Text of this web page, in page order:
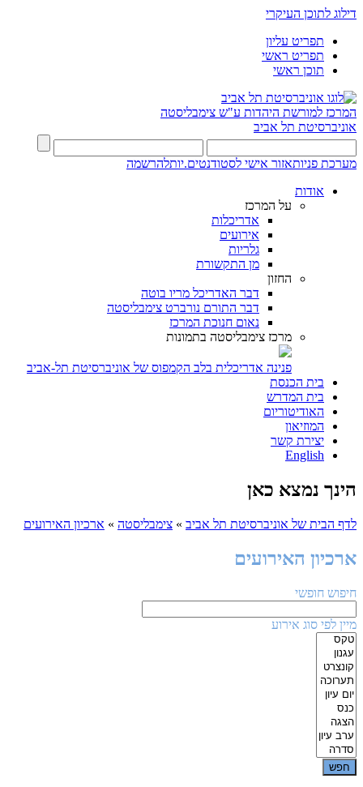
דילוג לתוכן העיקרי
תפריט עליון
תפריט ראשי
תוכן ראשי
המרכז למורשת היהדות ע"ש צימבליסטה
אוניברסיטת תל אביב
מערכת פניותאזור אישי לסטודנטים.יותלהרשמה
אודות
על המרכז
אדריכלות
אירועים
גלריות
מן התקשורת
החזון
דבר האדריכל מריו בוטה
דבר התורם נורברט צימבליסטה
נאום חנוכת המרכז
מרכז צימבליסטה בתמונות
פנינה אדריכלית בלב הקמפוס של אוניברסיטת תל-אביב
בית הכנסת
בית המדרש
האודיטוריום
המוזיאון
יצירת קשר
English
הינך נמצא כאן
לדף הבית של אוניברסיטת תל אביב » צימבליסטה » ארכיון האירועים
ארכיון האירועים
חיפוש חופשי
מיין לפי סוג אירוע